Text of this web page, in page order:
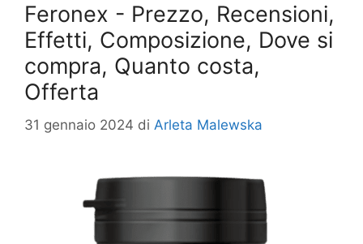
Feronex - Prezzo, Recensioni,
Effetti, Composizione, Dove si
compra, Quanto costa,
Offerta
31 gennaio 2024 di Arleta Malewska